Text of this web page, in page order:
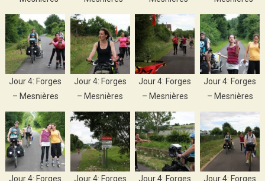
Jour 4: Forges
– Mesnières
Jour 4: Forges
– Mesnières
Jour 4: Forges
– Mesnières
Jour 4: Forges
– Mesnières
Jour 4: Forges Jour 4: Forges Jour 4: Forges Jour 4: Forges